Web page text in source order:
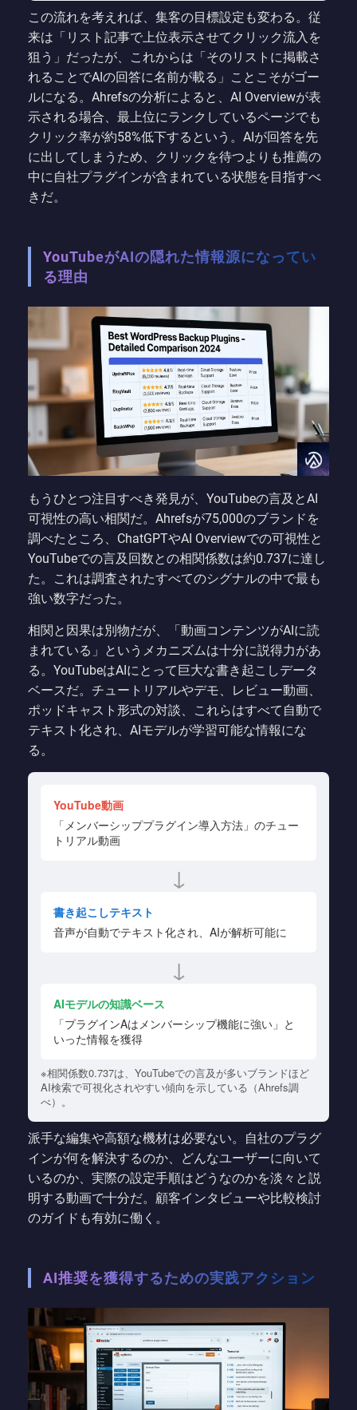
この流れを考えれば、集客の目標設定も変わる。従
来は「リスト記事で上位表示させてクリック流入を
狙う」だったが、これからは「そのリストに掲載さ
れることでAIの回答に名前が載る」ことこそがゴー
ルになる。Ahrefsの分析によると、AI Overviewが表
示される場合、最上位にランクしているページでも
クリック率が約58%低下するという。AIが回答を先
に出してしまうため、クリックを待つよりも推薦の
中に自社プラグインが含まれている状態を目指すべ
きだ。
YouTubeがAIの隠れた情報源になってい
る理由
もうひとつ注目すべき発見が、YouTubeの言及とAI
可視性の高い相関だ。Ahrefsが75,000のブランドを
調べたところ、ChatGPTやAI Overviewでの可視性と
YouTubeでの言及回数との相関係数は約0.737に達し
た。これは調査されたすべてのシグナルの中で最も
強い数字だった。
相関と因果は別物だが、「動画コンテンツがAIに読
まれている」というメカニズムは十分に説得力があ
る。YouTubeはAIにとって巨大な書き起こしデータ
ベースだ。チュートリアルやデモ、レビュー動画、
ポッドキャスト形式の対談、これらはすべて自動で
テキスト化され、AIモデルが学習可能な情報にな
る。
YouTube動画
「メンバーシッププラグイン導入方法」のチュー
トリアル動画
↓
書き起こしテキスト
音声が自動でテキスト化され、AIが解析可能に
↓
AIモデルの知識ベース
「プラグインAはメンバーシップ機能に強い」と
いった情報を獲得
※相関係数0.737は、YouTubeでの言及が多いブランドほど
AI検索で可視化されやすい傾向を示している（Ahrefs調
べ）。
派手な編集や高額な機材は必要ない。自社のプラグ
インが何を解決するのか、どんなユーザーに向いて
いるのか、実際の設定手順はどうなのかを淡々と説
明する動画で十分だ。顧客インタビューや比較検討
のガイドも有効に働く。
AI推奨を獲得するための実践アクション